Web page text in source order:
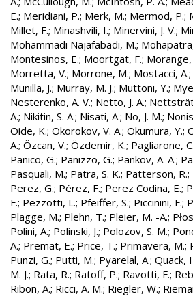
E.; Meridiani, P.; Merk, M.; Mermod, P.;
Millet, F.; Minashvili, I.; Minervini, J. V.;
Mohammadi Najafabadi, M.;
Montesinos, E.; Moortgat, F.; Morange,
Morretta, V.; Morrone, M.; Mostacci, A.;
Munilla, J.; Murray, M. J.; Muttoni, Y.;
Nesterenko, A. V.; Netto, J. A.;
A.; Nikitin, S. A.; Nisati, A.; No, J. M.;
Oide, K.; Okorokov, V. A.; Okumura, Y.;
A.; Özcan, V.; Özdemir, K.; Pagliarone,
Panico, G.; Panizzo, G.; Pankov, A. A.;
Pasquali, M.; Patra, S. K.; Patterson, R.;
Perez, G.; Pérez, F.; Perez Codina, E.;
F.; Pezzotti, L.; Pfeiffer, S.; Piccinini, F.;
Plagge, M.; Plehn, T.; Pleier, M. -A.;
Polini, A.; Polinski, J.; Polozov, S. M.;
A.; Premat, E.; Price, T.; Primavera, M.;
Punzi, G.; Putti, M.; Pyarelal, A.; Quack,
M. J.; Rata, R.; Ratoff, P.; Ravotti, F.;
Ribon, A.; Ricci, A. M.; Riegler, W.;